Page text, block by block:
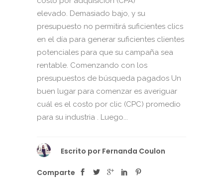
elevado. Demasiado bajo, y su
presupuesto no permitirá suficientes clics
en el día para generar suficientes clientes
potenciales para que su campaña sea
rentable. Comenzando con los
presupuestos de búsqueda pagados Un
buen lugar para comenzar es averiguar
cuál es el costo por clic (CPC) promedio
para su industria . Luego...
Escrito por Fernanda Coulon
Comparte